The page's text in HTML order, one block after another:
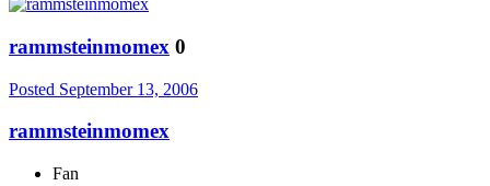
rammsteinmomex 0
Posted September 13, 2006
rammsteinmomex
Fan